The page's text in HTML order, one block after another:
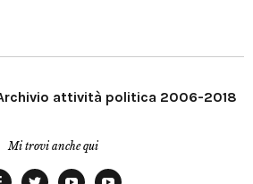
attività politica 2006-2018
Mi trovi anche qui